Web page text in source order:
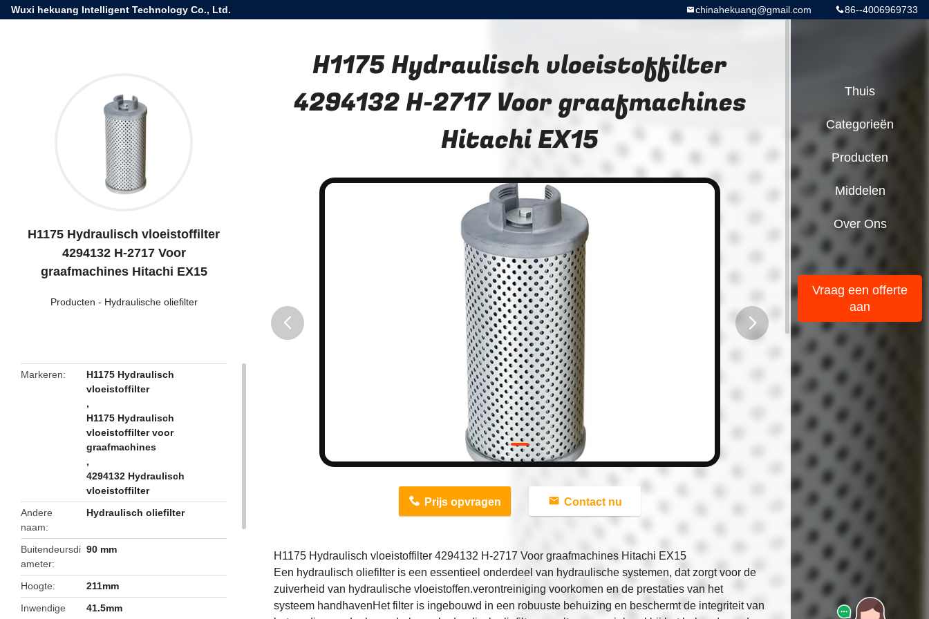
Wuxi hekuang Intelligent Technology Co., Ltd. 86--4006969733
chinahekuang@gmail.com
H1175 Hydraulisch vloeistoffilter
4294132 H-2717 Voor
graafmachines Hitachi EX15
Producten - Hydraulische oliefilter
Markeren
H1175 Hydraulisch
vloeistoffilter
,
H1175 Hydraulisch
vloeistoffilter voor
graafmachines
,
4294132 Hydraulisch
vloeistoffilter
Andere
naam
Hydraulisch oliefilter
Buitendeursdi
ameter
90 mm
Hoogte
211mm
Inwendige
41.5mm
H1175 Hydraulisch vloeistoffilter
4294132 H-2717 Voor graafmachines
Hitachi EX15
Prijs opvragen Contact nu
H1175 Hydraulisch vloeistoffilter 4294132 H-2717 Voor graafmachines Hitachi EX15
Een hydraulisch oliefilter is een essentieel onderdeel van hydraulische systemen, dat zorgt voor de
zuiverheid van hydraulische vloeistoffen.verontreiniging voorkomen en de prestaties van het
systeem handhavenHet filter is ingebouwd in een robuuste behuizing en beschermt de integriteit van
Thuis
Categorieën
Producten
Middelen
Over Ons
Vraag een offerte
aan